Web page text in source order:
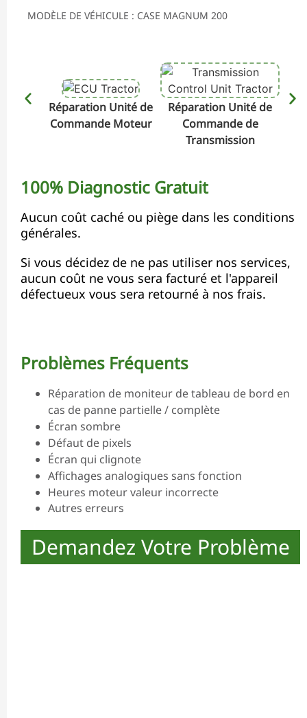
MODÈLE DE VÉHICULE : CASE MAGNUM 200
Réparation Unité de
Commande Moteur
Réparation Unité de
Commande de
Transmission
100% Diagnostic Gratuit
Aucun coût caché ou piège dans les conditions
générales.
Si vous décidez de ne pas utiliser nos services,
aucun coût ne vous sera facturé et l'appareil
défectueux vous sera retourné à nos frais.
Problèmes Fréquents
Réparation de moniteur de tableau de bord en
cas de panne partielle / complète
Écran sombre
Défaut de pixels
Écran qui clignote
Affichages analogiques sans fonction
Heures moteur valeur incorrecte
Autres erreurs
Demandez Votre Problème